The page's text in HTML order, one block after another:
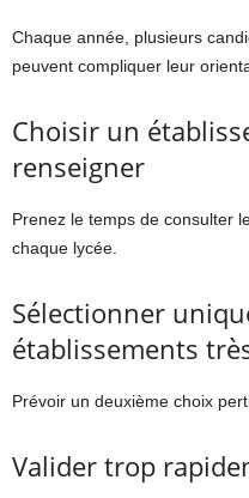
Chaque année, plusieurs
peuvent compliquer leur
Choisir un
renseigner
Prenez le temps de consulter
chaque lycée.
Sélectionner
établissements
Prévoir un deuxième choix
Valider trop